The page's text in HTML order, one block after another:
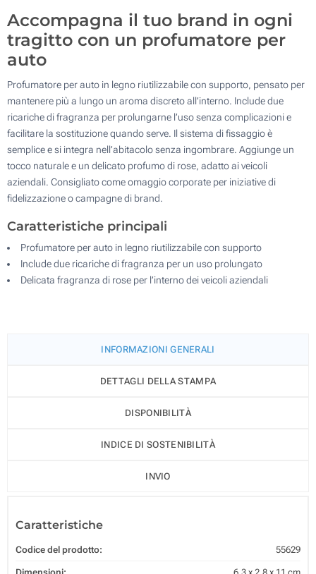
Accompagna il tuo brand in ogni
tragitto con un profumatore per
auto
Profumatore per auto in legno riutilizzabile con supporto, pensato per
mantenere più a lungo un aroma discreto all’interno. Include due
ricariche di fragranza per prolungarne l’uso senza complicazioni e
facilitare la sostituzione quando serve. Il sistema di fissaggio è
semplice e si integra nell’abitacolo senza ingombrare. Aggiunge un
tocco naturale e un delicato profumo di rose, adatto ai veicoli
aziendali. Consigliato come omaggio corporate per iniziative di
fidelizzazione o campagne di brand.
Caratteristiche principali
Profumatore per auto in legno riutilizzabile con supporto
Include due ricariche di fragranza per un uso prolungato
Delicata fragranza di rose per l’interno dei veicoli aziendali
INFORMAZIONI GENERALI
DETTAGLI DELLA STAMPA
DISPONIBILITÀ
INDICE DI SOSTENIBILITÀ
INVIO
Caratteristiche
Codice del prodotto: 55629